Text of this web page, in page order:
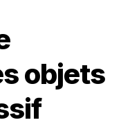
objets